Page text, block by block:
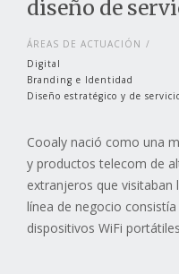
diseño de
ÁREAS DE ACTUACIÓN
Digital
Branding e Identidad
Diseño estratégico y de
Cooaly nació como una
y productos telecom de
extranjeros que visitaban
línea de negocio
dispositivos WiFi